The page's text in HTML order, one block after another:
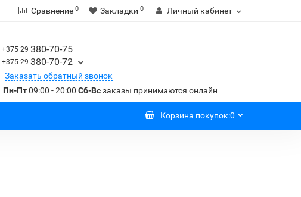
Сравнение 0 Закладки 0 Личный кабинет
+375 29 380-70-75
+375 29 380-70-72
Заказать обратный звонок
Пн-Пт09:00 - 20:00 Сб-Всзаказы принимаются онлайн
Корзина покупок:0